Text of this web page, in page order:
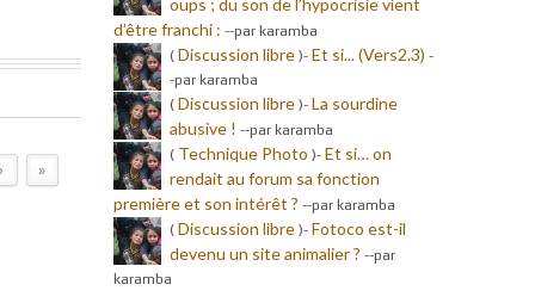
› »
d’être franchi : --par karamba
( Discussion libre)- Et si... (Vers2.3) -
-par karamba
( Discussion libre)- La sourdine
abusive ! --par karamba
( Technique Photo )- Et si… on
rendait au forum sa fonction
première et son intérêt ? --par karamba
( Discussion libre)- Fotoco est-il
devenu un site animalier ? --par
karamba